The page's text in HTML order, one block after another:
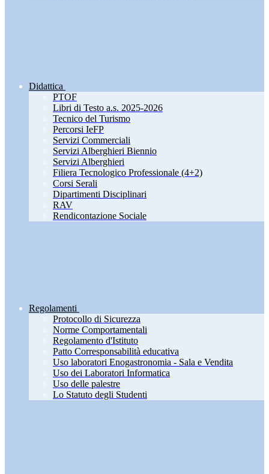
Didattica
PTOF
Libri di Testo a.s. 2025-2026
Tecnico del Turismo
Percorsi IeFP
Servizi Commerciali
Servizi Alberghieri Biennio
Servizi Alberghieri
Filiera Tecnologico Professionale (4+2)
Corsi Serali
Dipartimenti Disciplinari
RAV
Rendicontazione Sociale
Regolamenti
Protocollo di Sicurezza
Norme Comportamentali
Regolamento d'Istituto
Patto Corresponsabilità educativa
Uso laboratori Enogastronomia - Sala e Vendita
Uso dei Laboratori Informatica
Uso delle palestre
Lo Statuto degli Studenti